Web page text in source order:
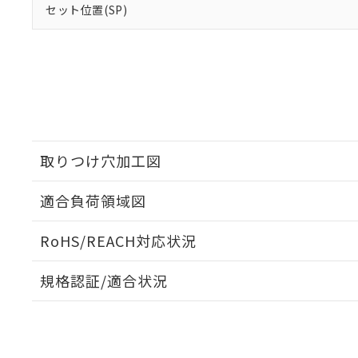
セット位置(SP)
取りつけ穴加工図
適合負荷領域図
RoHS/REACH対応状況
EU RoHS 注意事項・凡例
規格認証/適合状況